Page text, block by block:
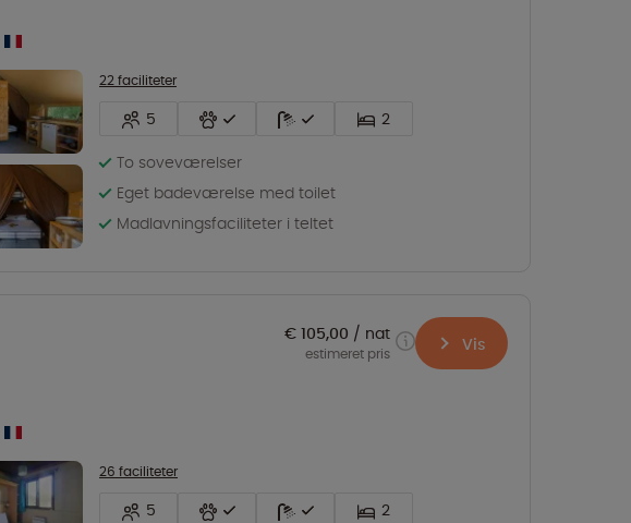
22 faciliteter
5
2
To soveværelser
Eget badeværelse med toilet
Madlavningsfaciliteter i teltet
26 faciliteter
5
2
€ 105,00 nat
estimeret pris Vis